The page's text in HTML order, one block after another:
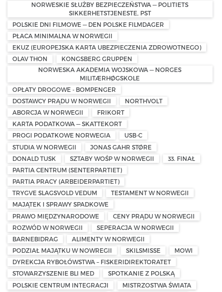
NORWESKIE SŁUŻBY BEZPIECZEŃSTWA — POLITIETS
SIKKERHETSTJENESTE, PST
POLSKIE DNI FILMOWE — DEN POLSKE FILMDAGER
PŁACA MINIMALNA W NORWEGII
EKUZ (EUROPEJSKA KARTA UBEZPIECZENIA ZDROWOTNEGO)
OLAV THON
KONGSBERG GRUPPEN
NORWESKA AKADEMIA WOJSKOWA — NORGES
MILITÆRHØGSKOLE
OPŁATY DROGOWE - BOMPENGER
DOSTAWCY PRĄDU W NORWEGII
NORTHVOLT
ABORCJA W NORWEGII
FRIKORT
KARTA PODATKOWA — SKATTEKORT
PROGI PODATKOWE NORWEGIA
USB-C
STUDIA W NORWEGII
JONAS GAHR STØRE
DONALD TUSK
SZTABY WOŚP W NORWEGII
33. FINAŁ
PARTIA CENTRUM (SENTERPARTIET)
PARTIA PRACY (ARBEIDERPARTIET)
TRYGVE SLAGSVOLD VEDUM
TESTAMENT W NORWEGII
MAJĄTEK I SPRAWY SPADKOWE
PRAWO MIĘDZYNARODOWE
CENY PRĄDU W NORWEGII
ROZWÓD W NORWEGII
SEPERACJA W NORWEGII
BARNEBIDRAG
ALIMENTY W NORWEGII
PODZIAŁ MAJĄTKU W NOWREGII
SKILSMISSE
MOWI
DYREKCJA RYBOŁÓWSTWA – FISKERIDIREKTORATET
STOWARZYSZENIE BLI MED
SPOTKANIE Z POLSKĄ
POLSKIE CENTRUM INTEGRACJI
MISTRZOSTWA ŚWIATA